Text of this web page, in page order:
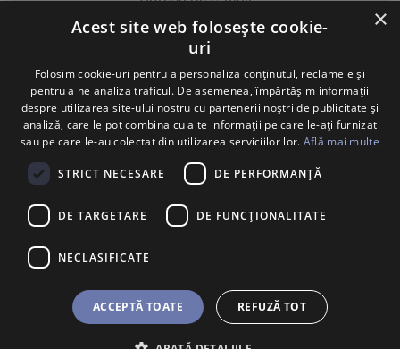
MĂ ABONEZ
×
Acest site web folosește cookie-
uri
Folosim cookie-uri pentru a personaliza conținutul, reclamele și
pentru a ne analiza traficul. De asemenea, împărtășim informații
despre utilizarea site-ului nostru cu partenerii noștri de publicitate și
analiză, care le pot combina cu alte informații pe care le-ați furnizat
sau pe care le-au colectat din utilizarea serviciilor lor. Află mai multe
STRICT NECESARE DE PERFORMANȚĂ
DE TARGETARE DE FUNCŢIONALITATE
NECLASIFICATE
ACCEPTĂ TOATE REFUZĂ TOT